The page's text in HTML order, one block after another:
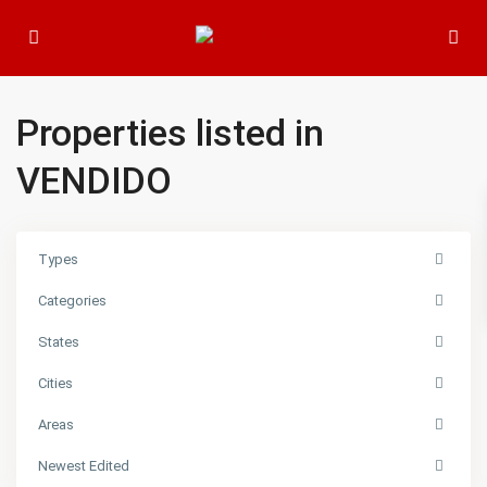
Properties listed in
VENDIDO
Types
Categories
States
Cities
Areas
Newest Edited